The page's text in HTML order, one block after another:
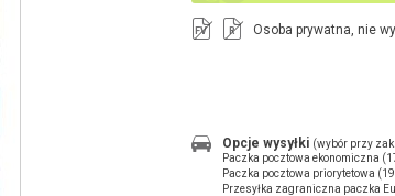
FV R Osoba prywatna, nie
Opcje wysyłki (wybór przy
Paczka pocztowa ekonomiczna
Paczka pocztowa priorytetowa
Przesyłka zagraniczna paczka